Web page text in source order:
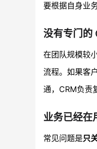
要根据自身业
没有专门的
在团队规模较
流程。如果客
通，CRM负责
业务已经在
常见问题是只